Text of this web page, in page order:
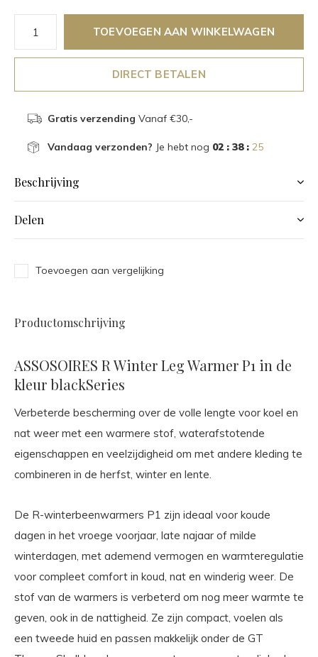
TOEVOEGEN AAN WINKELWAGEN
DIRECT BETALEN
Gratis verzending Vanaf €30,-
Vandaag verzonden? Je hebt nog 02 : 38 : 25
Beschrijving
Delen
Toevoegen aan vergelijking
Productomschrijving
ASSOSOIRES R Winter Leg Warmer P1 in de
kleur blackSeries
Verbeterde bescherming over de volle lengte voor koel en
nat weer met een warmere stof, waterafstotende
eigenschappen en veelzijdigheid om met andere kleding te
combineren in de herfst, winter en lente.
De R-winterbeenwarmers P1 zijn ideaal voor koude
dagen in het vroege voorjaar, late najaar of milde
winterdagen, met ademend vermogen en warmteregulatie
voor compleet comfort in koud, nat en winderig weer. De
stof van de warmers is verbeterd om nog meer warmte te
geven, ook in de nattigheid. Ze zijn compact, voelen als
een tweede huid en passen makkelijk onder de GT